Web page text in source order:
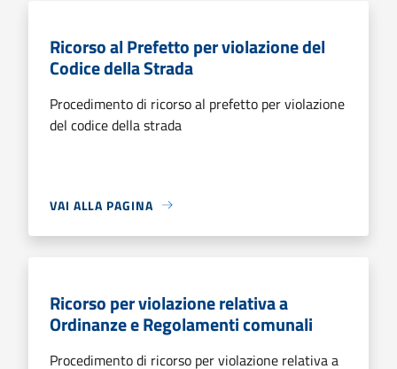
Ricorso al Prefetto per violazione del
Codice della Strada
Procedimento di ricorso al prefetto per violazione
del codice della strada
VAI ALLA PAGINA
Ricorso per violazione relativa a
Ordinanze e Regolamenti comunali
Procedimento di ricorso per violazione relativa a